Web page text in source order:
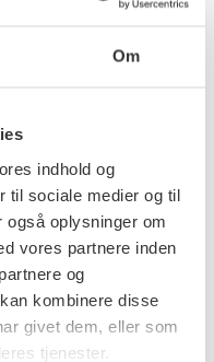
Om
indhold og
til sociale medier og til
oplysninger om
vores partnere inden
og
kombinere disse
givet dem, eller som
tjenester.